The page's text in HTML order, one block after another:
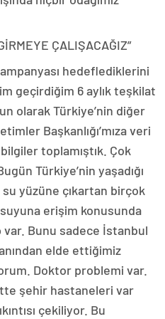
ÇALIŞACAĞIZ”
hedeflediklerini
geçirdiğim 6 aylık teşkilat
olarak Türkiye’nin diğer
Başkanlığı’mıza veri
toplamıştık. Çok
Türkiye’nin yaşadığı
yüzüne çıkartan birçok
suyuna erişim konusunda
var. Bunu sadece İstanbul
elde ettiğimiz
Doktor problemi var.
şehir hastaneleri var
çekiliyor. Bu